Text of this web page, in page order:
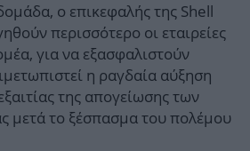
ο επικεφαλής της Shell
περισσότερο οι εταιρείες
για να εξασφαλιστούν
η ραγδαία αύξηση
της απογείωσης των
μετά το ξέσπασμα του πολέμου